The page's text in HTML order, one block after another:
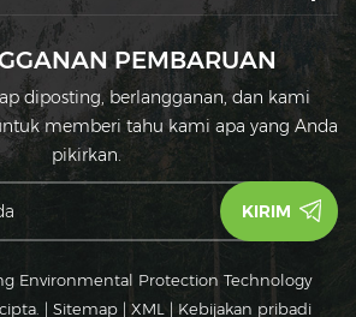
PEMBARUAN
diposting, berlangganan, dan kami
memberi tahu kami apa yang Anda
pikirkan.
Environmental Protection Technology
| Sitemap | XML | Kebijakan pribadi